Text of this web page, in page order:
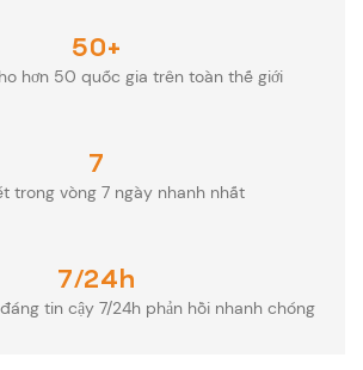
50+
hơn 50 quốc gia trên toàn thế giới
7
trong vòng 7 ngày nhanh nhất
7/24h
tin cậy 7/24h phản hồi nhanh chóng